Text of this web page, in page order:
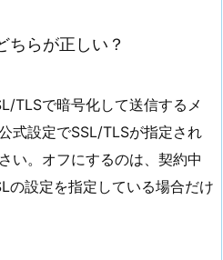
ちらが正しい？
TLSで暗号化して送信するメ
式設定でSSL/TLSが指定され
い。オフにするのは、契約中
の設定を指定している場合だけ